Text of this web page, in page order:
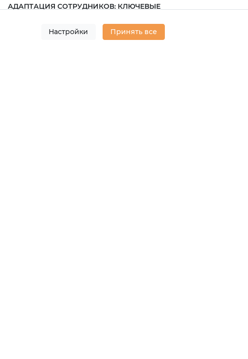
АДАПТАЦИЯ СОТРУДНИКОВ: КЛЮЧЕВЫЕ
Как выстроена адаптация сотрудников в
российских компаниях и в чем залог успеха этого
Настройки Принять все